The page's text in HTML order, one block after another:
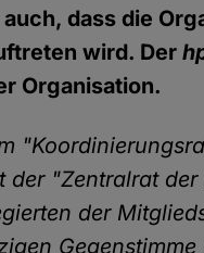
dass die
wird. Der
Organisation.
der "Zentralrat der
der
Gegenstimme